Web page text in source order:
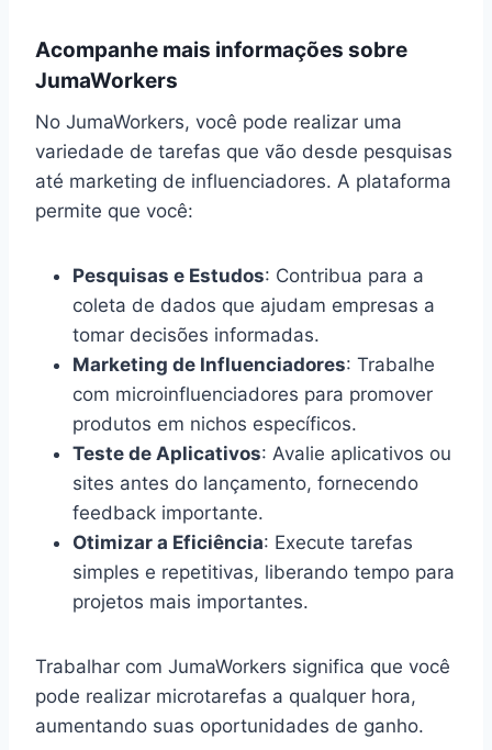
Acompanhe mais informações sobre
JumaWorkers
No JumaWorkers, você pode realizar uma
variedade de tarefas que vão desde pesquisas
até marketing de influenciadores. A plataforma
permite que você:
Pesquisas e Estudos: Contribua para a
coleta de dados que ajudam empresas a
tomar decisões informadas.
Marketing de Influenciadores: Trabalhe
com microinfluenciadores para promover
produtos em nichos específicos.
Teste de Aplicativos: Avalie aplicativos ou
sites antes do lançamento, fornecendo
feedback importante.
Otimizar a Eficiência: Execute tarefas
simples e repetitivas, liberando tempo para
projetos mais importantes.
Trabalhar com JumaWorkers significa que você
pode realizar microtarefas a qualquer hora,
aumentando suas oportunidades de ganho.